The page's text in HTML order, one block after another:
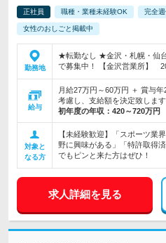
正社員 職種・業種未経験OK 完全
女性のおしごと掲載中
勤務地
★転勤なし ★金沢・札幌・仙
で募集中！ 【金沢営業所】
給与
月給27万円～60万円 ＋ 賞与
考慮し、支給額を決定致しま
初年度の年収： 420～720万円
対象と
なる方
【未経験歓迎】「スポーツ業
野に興味がある」「特許取得
でもピンと来た方はぜひ！
求人詳細を見る